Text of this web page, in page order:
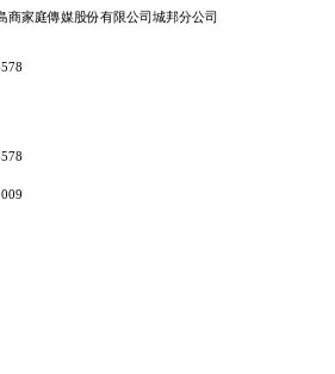
商家庭傳媒股份有限公司城邦分公司